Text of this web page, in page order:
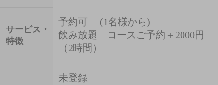
サービス・
特徴
予約可 (1名様から)
飲み放題 コースご予約＋2000円
（2時間）
未登録